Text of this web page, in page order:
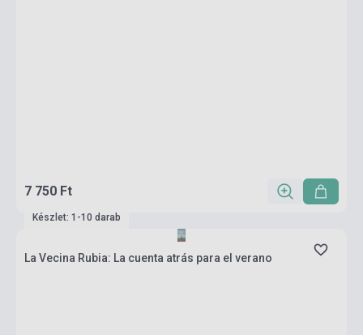
7 750 Ft
Készlet: 1-10 darab
La Vecina Rubia: La cuenta atrás para el verano